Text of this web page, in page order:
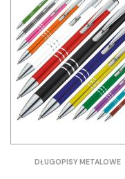
DŁUGOPISY METALOWE